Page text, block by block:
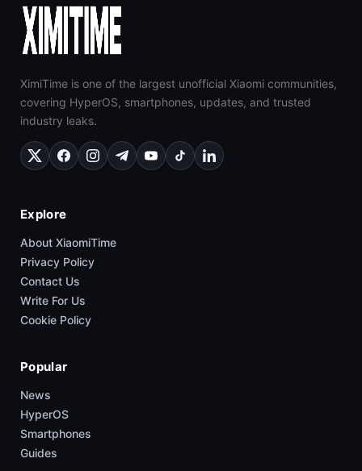
XimiTime is one of the largest unofficial Xiaomi communities,
covering HyperOS, smartphones, updates, and trusted
industry leaks.
Explore
About XiaomiTime
Privacy Policy
Contact Us
Write For Us
Cookie Policy
Popular
News
HyperOS
Smartphones
Guides